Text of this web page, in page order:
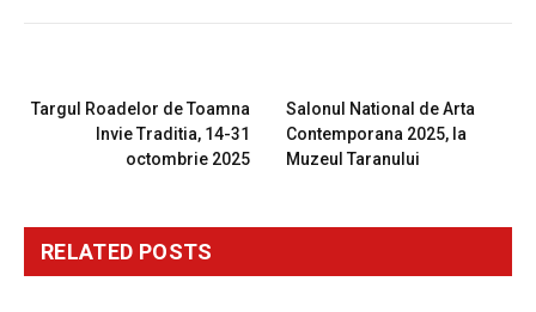
Targul Roadelor de Toamna
Invie Traditia, 14-31
octombrie 2025
Salonul National de Arta
Contemporana 2025, la
Muzeul Taranului
RELATED POSTS